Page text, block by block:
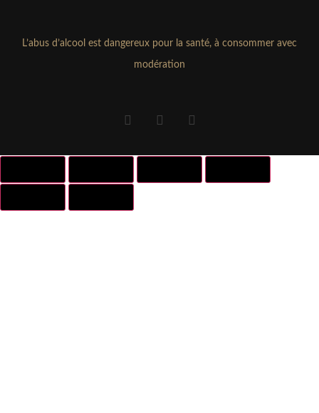
L’abus d’alcool est dangereux pour la santé, à consommer avec
modération